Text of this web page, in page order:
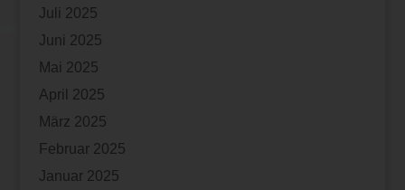
Juli 2025
Juni 2025
Mai 2025
April 2025
März 2025
Februar 2025
Januar 2025